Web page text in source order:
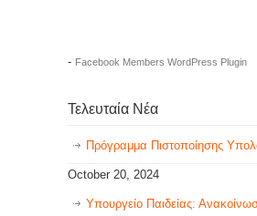
- Facebook Members WordPress Plugin
Τελευταία Νέα
Πρόγραμμα Πιστοποίησης
October 20, 2024
Υπουργείο Παιδείας: